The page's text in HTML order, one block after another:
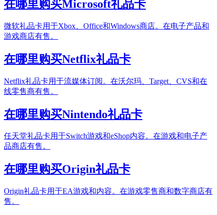
在哪里购买Microsoft礼品卡
微软礼品卡用于Xbox、Office和Windows商店。在电子产品和
游戏商店有售。
在哪里购买Netflix礼品卡
Netflix礼品卡用于流媒体订阅。在沃尔玛、Target、CVS和在
线零售商有售。
在哪里购买Nintendo礼品卡
任天堂礼品卡用于Switch游戏和eShop内容。在游戏和电子产
品商店有售。
在哪里购买Origin礼品卡
Origin礼品卡用于EA游戏和内容。在游戏零售商和数字商店有
售。